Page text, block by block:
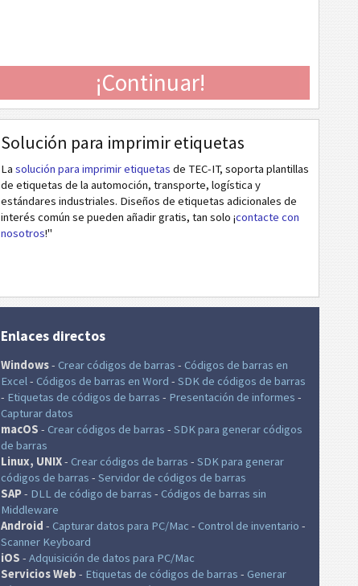
¡Continuar!
Solución para imprimir etiquetas
La solución para imprimir etiquetas de TEC-IT, soporta plantillas
de etiquetas de la automoción, transporte, logística y
estándares industriales. Diseños de etiquetas adicionales de
interés común se pueden añadir gratis, tan solo ¡contacte con
nosotros!"
Enlaces directos
Windows- Crear códigos de barras - Códigos de barras en
Excel- Códigos de barras en Word - SDK de códigos de barras
- Etiquetas de códigos de barras - Presentación de informes -
Capturar datos
macOS - Crear códigos de barras - SDK para generar códigos
de barras
Linux, UNIX- Crear códigos de barras - SDK para generar
códigos de barras - Servidor de códigos de barras
SAP- DLL de código de barras - Códigos de barras sin
Middleware
Android - Capturar datos para PC/Mac - Control de inventario -
Scanner Keyboard
iOS - Adquisición de datos para PC/Mac
Servicios Web - Etiquetas de códigos de barras - Generar